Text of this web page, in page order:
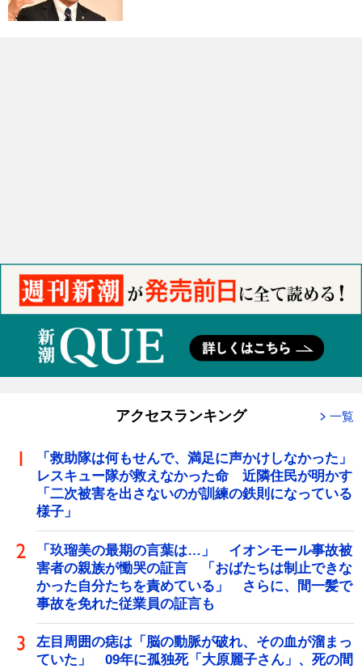
アクセスランキング 一覧
「救助隊は何もせんで、満足に声かけしなかった」
レスキュー隊が救えなかった命 近隣住民が明かす
「二次被害を出さないのが訓練の鉄則になっている
様子」
「玖瑠美の最期の言葉は…」 イオンモール事故被
害者の親族が慟哭の証言 「おばたちは制止できな
かった自分たちを責めている」 さらに、間一髪で
事故を免れた従業員の証言も
左目周囲の痣は「脳の動脈が破れ、その血が溜まっ
ていた」 09年に孤独死「大原麗子さん」、死の間